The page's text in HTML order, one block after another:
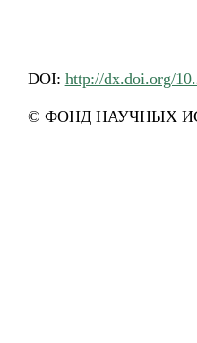
DOI: http://dx.doi.org/
© ФОНД НАУЧНЫХ